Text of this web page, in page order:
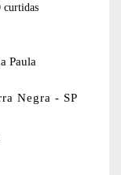
curtidas
Paula
Negra - SP